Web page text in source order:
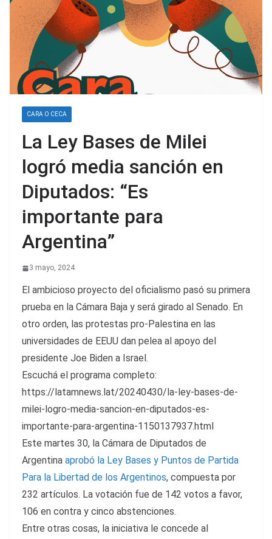
CARA O CECA
La Ley Bases de Milei
logró media sanción en
Diputados: “Es
importante para
Argentina”
3 mayo, 2024
El ambicioso proyecto del oficialismo pasó su primera
prueba en la Cámara Baja y será girado al Senado. En
otro orden, las protestas pro-Palestina en las
universidades de EEUU dan pelea al apoyo del
presidente Joe Biden a Israel.
Escuchá el programa completo:
https://latamnews.lat/20240430/la-ley-bases-de-
milei-logro-media-sancion-en-diputados-es-
importante-para-argentina-1150137937.html
Este martes 30, la Cámara de Diputados de
Argentina aprobó la Ley Bases y Puntos de Partida
Para la Libertad de los Argentinos, compuesta por
232 artículos. La votación fue de 142 votos a favor,
106 en contra y cinco abstenciones.
Entre otras cosas, la iniciativa le concede al